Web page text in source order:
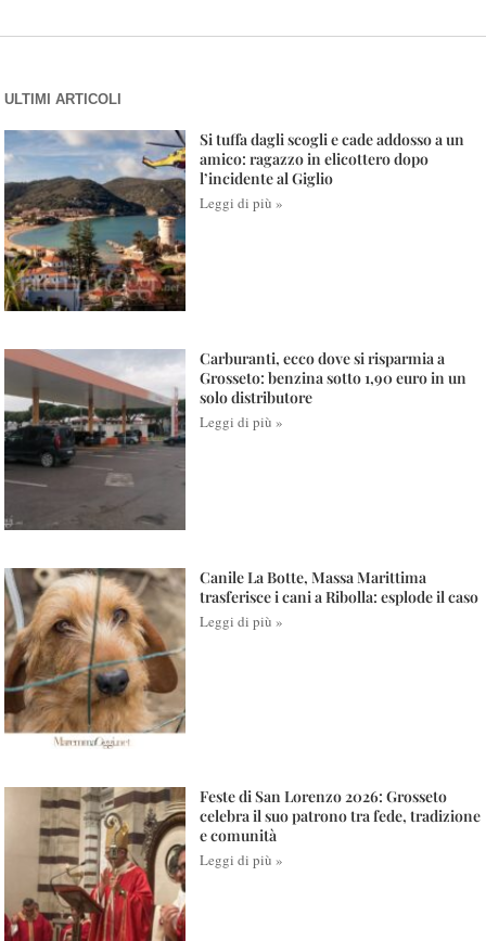
ULTIMI ARTICOLI
Si tuffa dagli scogli e cade addosso a un
amico: ragazzo in elicottero dopo
l’incidente al Giglio
Leggi di più »
Carburanti, ecco dove si risparmia a
Grosseto: benzina sotto 1,90 euro in un
solo distributore
Leggi di più »
Canile La Botte, Massa Marittima
trasferisce i cani a Ribolla: esplode il caso
Leggi di più »
Feste di San Lorenzo 2026: Grosseto
celebra il suo patrono tra fede, tradizione
e comunità
Leggi di più »